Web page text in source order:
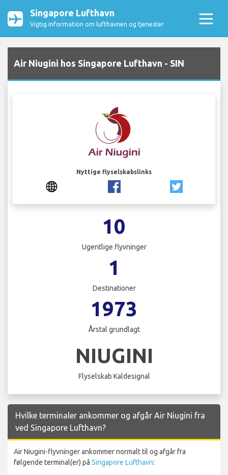
Singapore Lufthavn
Vigtig information om lufthavnen og tjenester
Air Niugini hos Singapore Lufthavn - SIN
Nyttige flyselskabslinks
10
Ugentlige flyvninger
1
Destinationer
1973
Årstal grundlagt
NIUGINI
Flyselskab Kaldesignal
Hvilke terminaler ankommer og afgår Air Niugini fra
ved Singapore Lufthavn?
Air Niugini-flyvninger ankommer normalt til og afgår fra
følgende terminal(er) på Singapore Lufthavn: